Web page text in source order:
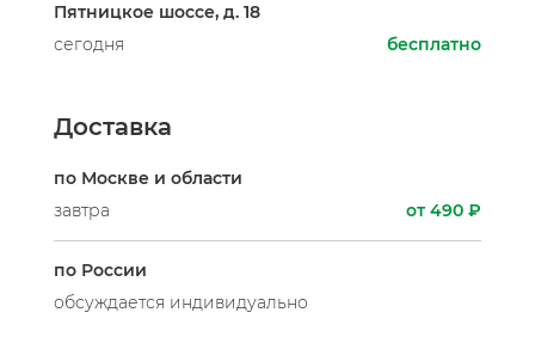
Пятницкое шоссе, д. 18
сегодня
бесплатно
Доставка
по Москве и области
завтра
от 490 ₽
по России
обсуждается индивидуально